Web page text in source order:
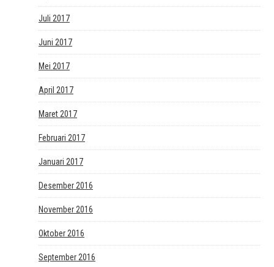
Juli 2017
Juni 2017
Mei 2017
April 2017
Maret 2017
Februari 2017
Januari 2017
Desember 2016
November 2016
Oktober 2016
September 2016